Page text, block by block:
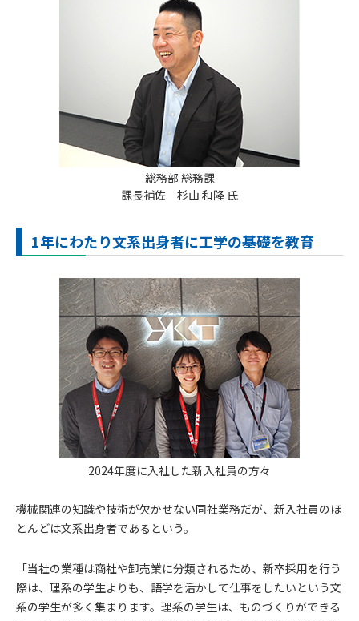
総務部 総務課
課長補佐 杉山 和隆 氏
1年にわたり文系出身者に工学の基礎を教育
2024年度に入社した新入社員の方々
機械関連の知識や技術が欠かせない同社業務だが、新入社員のほ
とんどは文系出身者であるという。
「当社の業種は商社や卸売業に分類されるため、新卒採用を行う
際は、理系の学生よりも、語学を活かして仕事をしたいという文
系の学生が多く集まります。理系の学生は、ものづくりができる